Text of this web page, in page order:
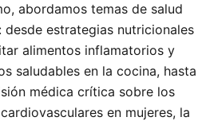
abordamos temas de salud
desde estrategias nutricionales
alimentos inflamatorios y
saludables en la cocina, hasta
médica crítica sobre los
en mujeres, la